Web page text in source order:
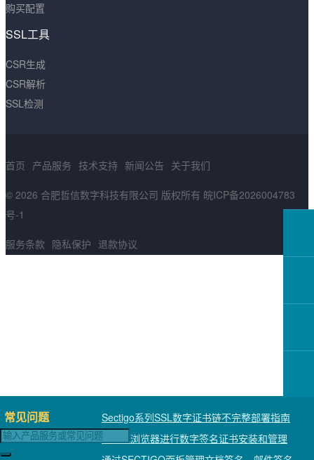
常见问题
Sectigo系列SSL数字证书链不完整部署指南
使用IE浏览器进行数字签名证书安装和管理
;
购买配置
SSL工具
CSR生成
CSR解析
SSL检测
首页 产品服务 技术支持 新闻公告 关于我们
© 2026 合肥哲信数字科技有限公司 版权所有 皖ICP备2026004783
号-1
服务条款 隐私保护 退款协议